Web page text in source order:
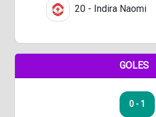
20 - Indira Naomi
GOLES
0 - 1